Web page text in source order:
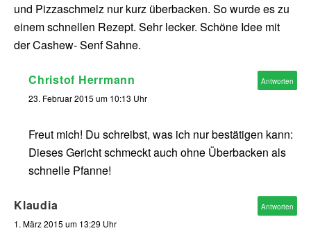
und Pizzaschmelz nur kurz überbacken. So wurde es zu
einem schnellen Rezept. Sehr lecker. Schöne Idee mit
der Cashew- Senf Sahne.
Christof Herrmann
23. Februar 2015 um 10:13 Uhr
Freut mich! Du schreibst, was ich nur bestätigen kann:
Dieses Gericht schmeckt auch ohne Überbacken als
schnelle Pfanne!
Antworten
Klaudia
1. März 2015 um 13:29 Uhr
Antworten